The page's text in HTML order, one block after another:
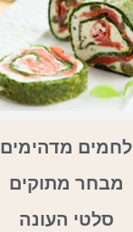
לחמים מדהימים
מבחר מתוקים
סלטי העונה